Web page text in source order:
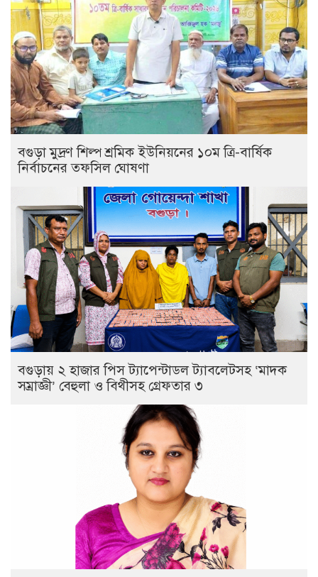
বগুড়া মুদ্রণ শিল্প শ্রমিক ইউনিয়নের ১০ম ত্রি-বার্ষিক
নির্বাচনের তফসিল ঘোষণা
বগুড়ায় ২ হাজার পিস ট্যাপেন্টাডল ট্যাবলেটসহ ‘মাদক
সম্রাজ্ঞী’ বেহুলা ও বিথীসহ গ্রেফতার ৩